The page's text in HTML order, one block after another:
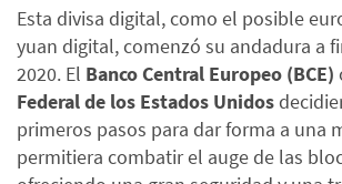
Esta divisa digital, como el posible
yuan digital, comenzó su andadura a
2020. El Banco Central Europeo (BCE)
Federal de los Estados Unidos
primeros pasos para dar forma a una
permitiera combatir el auge de las